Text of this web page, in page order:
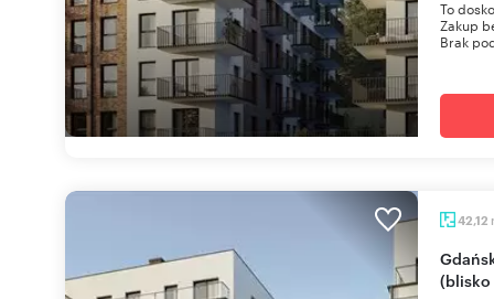
To
Zakup
Brak
42,12
Gdańsk, Seweryna Goszczyńskiego, 42,12 m²
(blisko